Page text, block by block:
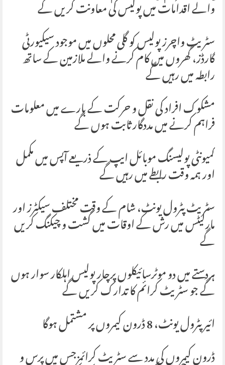
والے اقدامات میں پولیس کی معاونت کریں گے
سٹریٹ واچرز پولیس کو گلی محلوں میں موجود سیکیورٹی
گارڈز، گھروں میں کام کرنے والے ملازمین کے ساتھ
رابطہ میں رہیں گے
مشکوک افراد کی نقل و حرکت کے بارے میں معلومات
فراہم کرنے میں مددگار ثابت ہوں گے
کمیونٹی پولیسنگ موبائل ایپ کے ذریعے آپس میں مکمل
اور ہمہ وقت رابطے میں رہیں گے
سٹریٹ پٹرول یونٹ، شام کے وقت مختلف سیکٹرز اور
مارکیٹس میں رش کے اوقات میں گشت و چیکنگ کریں
گے
ہردستے میں دو موٹرسائیکلوں پرچار پولیس اہلکار سوار ہوں
گے جو سٹریٹ کرائم کا تدارک کریں گے
ائیر پٹرول یونٹ، 8 ڈرون کیمروں پر مشتمل ہوگا